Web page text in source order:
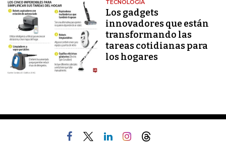
TECNOLOGÍA
Los gadgets
innovadores que están
transformando las
tareas cotidianas para
los hogares